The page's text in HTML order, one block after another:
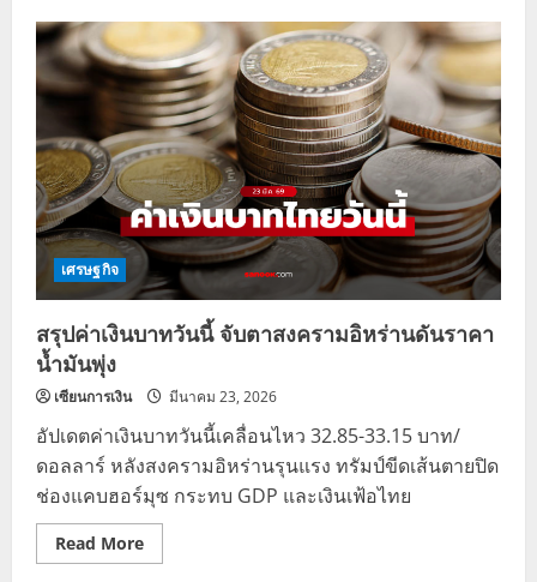
เศรษฐกิจ
สรุปค่าเงินบาทวันนี้ จับตาสงครามอิหร่านดันราคา
น้ำมันพุ่ง
เซียนการเงิน มีนาคม 23, 2026
อัปเดตค่าเงินบาทวันนี้เคลื่อนไหว 32.85-33.15 บาท/
ดอลลาร์ หลังสงครามอิหร่านรุนแรง ทรัมป์ขีดเส้นตายปิด
ช่องแคบฮอร์มุซ กระทบ GDP และเงินเฟ้อไทย
Read MoreRead
more